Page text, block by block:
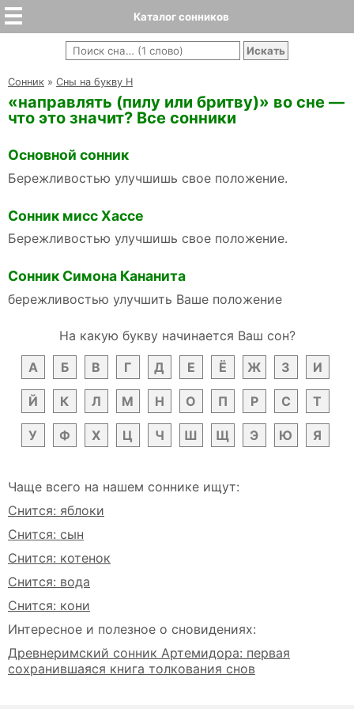
Каталог сонников
Cонник » Сны на букву Н
«направлять (пилу или бритву)» во сне —
что это значит? Все сонники
Основной сонник
Бережливостью улучшишь свое положение.
Сонник мисс Хассе
Бережливостью улучшишь свое положение.
Сонник Симона Кананита
бережливостью улучшить Ваше положение
На какую букву начинается Ваш сон?
А
Б В Г Д Е Ё Ж З И
Й К Л М Н О П Р С Т
У Ф Х Ц Ч Ш Щ Э Ю Я
Чаще всего на нашем соннике ищут:
Снится: яблоки
Снится: сын
Снится: котенок
Снится: вода
Снится: кони
Интересное и полезное о сновидениях:
Древнеримский сонник Артемидора: первая
сохранившаяся книга толкования снов